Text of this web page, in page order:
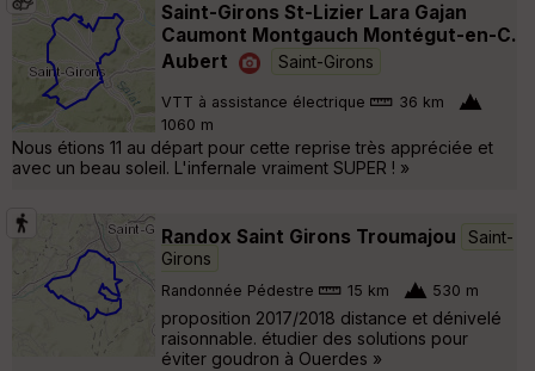
Saint-Girons St-Lizier Lara Gajan
Caumont Montgauch Montégut-en-C.
Aubert
Saint-Girons
VTT à assistance électrique
36 km
1060 m
Nous étions 11 au départ pour cette reprise très appréciée et
avec un beau soleil. L'infernale vraiment SUPER ! »
Randox Saint Girons Troumajou
Saint-
Girons
Randonnée Pédestre 15 km 530 m
proposition 2017/2018 distance et dénivelé
raisonnable. étudier des solutions pour
éviter goudron à Ouerdes »